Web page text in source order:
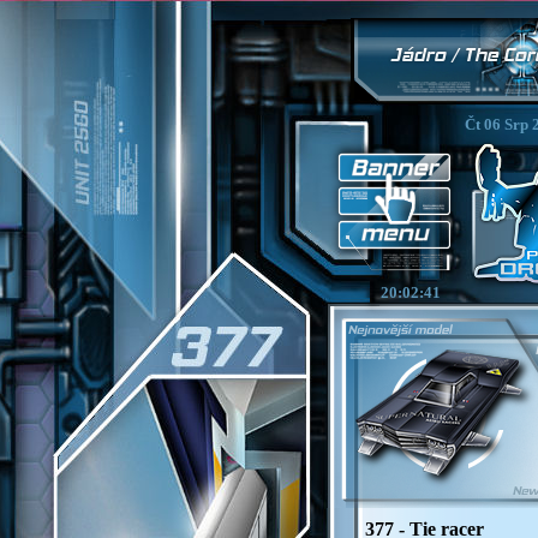
20:02:42
Čt 06 Srp
377 - Tie racer